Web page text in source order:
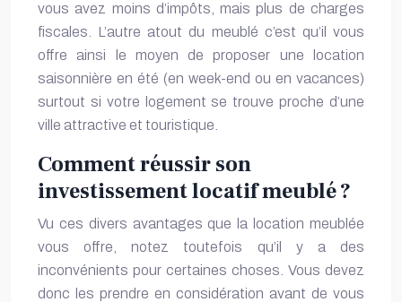
vous avez moins d’impôts, mais plus de charges
fiscales. L’autre atout du meublé c’est qu’il vous
offre ainsi le moyen de proposer une location
saisonnière en été (en week-end ou en vacances)
surtout si votre logement se trouve proche d’une
ville attractive et touristique.
Comment réussir son
investissement locatif meublé ?
Vu ces divers avantages que la location meublée
vous offre, notez toutefois qu’il y a des
inconvénients pour certaines choses. Vous devez
donc les prendre en considération avant de vous